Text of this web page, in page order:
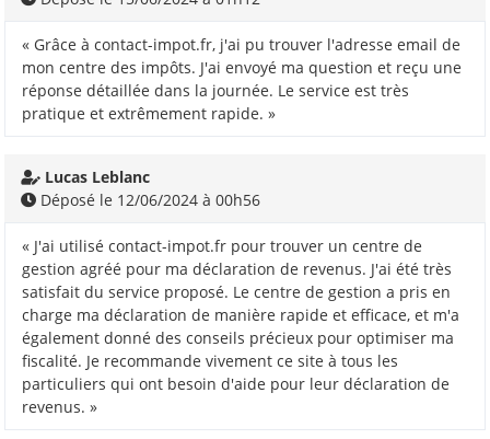
« Grâce à contact-impot.fr, j'ai pu trouver l'adresse email de
mon centre des impôts. J'ai envoyé ma question et reçu une
réponse détaillée dans la journée. Le service est très
pratique et extrêmement rapide. »
Lucas Leblanc
Déposé le 12/06/2024 à 00h56
« J'ai utilisé contact-impot.fr pour trouver un centre de
gestion agréé pour ma déclaration de revenus. J'ai été très
satisfait du service proposé. Le centre de gestion a pris en
charge ma déclaration de manière rapide et efficace, et m'a
également donné des conseils précieux pour optimiser ma
fiscalité. Je recommande vivement ce site à tous les
particuliers qui ont besoin d'aide pour leur déclaration de
revenus. »